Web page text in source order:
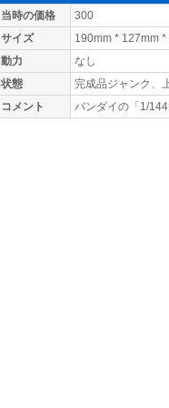
当時の価格
300
サイズ
190mm * 127mm *
動力
なし
状態
完成品ジャンク、
コメント
バンダイの「1/